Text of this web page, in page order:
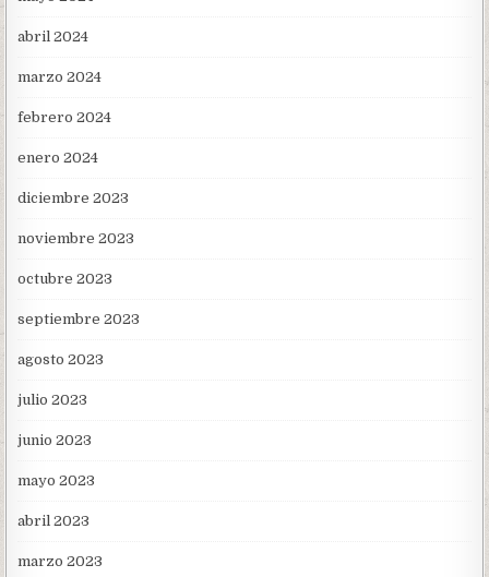
abril 2024
marzo 2024
febrero 2024
enero 2024
diciembre 2023
noviembre 2023
octubre 2023
septiembre 2023
agosto 2023
julio 2023
junio 2023
mayo 2023
abril 2023
marzo 2023